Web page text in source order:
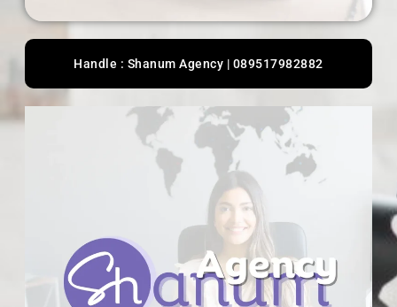
Handle : Shanum Agency | 089517982882